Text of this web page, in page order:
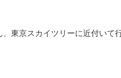
、東京スカイツリーに近付いて